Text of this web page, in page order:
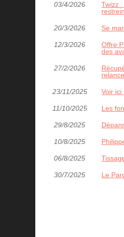
03/4/2026
Twizz
20/3/2026 Se
12/3/2026
Offre
des
27/2/2026
23/11/2025 Voir
11/10/2025 Les
29/8/2025
10/8/2025
06/8/2025
30/7/2025 Le